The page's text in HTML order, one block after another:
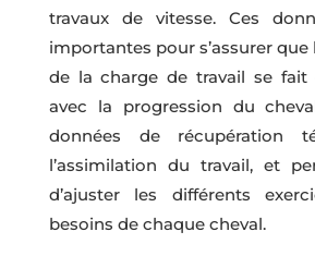
travaux de vitesse. Ces
importantes pour s’assurer que
de la charge de travail se fait
avec la progression du
données de récupération
l’assimilation du travail, et
d’ajuster les différents
besoins de chaque cheval.